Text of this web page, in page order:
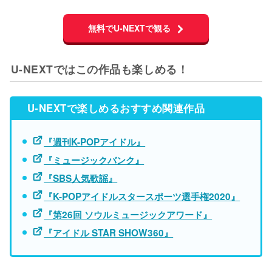
無料でU-NEXTで観る
U-NEXTではこの作品も楽しめる！
U-NEXTで楽しめるおすすめ関連作品
『週刊K-POPアイドル』
『ミュージックバンク』
『SBS人気歌謡』
『K-POPアイドルスタースポーツ選手権2020』
『第26回 ソウルミュージックアワード』
『アイドル STAR SHOW360』